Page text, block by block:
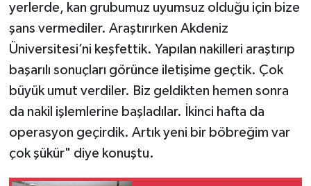
yerlerde, kan grubumuz uyumsuz olduğu için bize
şans vermediler. Araştırırken Akdeniz
Üniversitesi’ni keşfettik. Yapılan nakilleri araştırıp
başarılı sonuçları görünce iletişime geçtik. Çok
büyük umut verdiler. Biz geldikten hemen sonra
da nakil işlemlerine başladılar. İkinci hafta da
operasyon geçirdik. Artık yeni bir böbreğim var
çok şükür" diye konuştu.